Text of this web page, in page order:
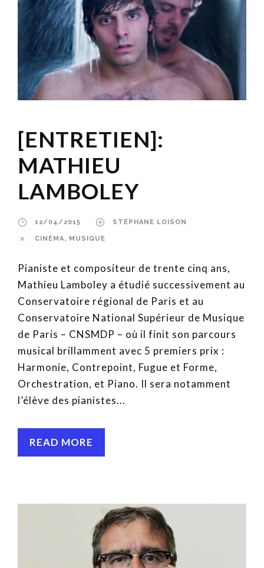
[ENTRETIEN]:
MATHIEU
LAMBOLEY
12/04/2015 STÉPHANE LOISON
CINÉMA, MUSIQUE
Pianiste et compositeur de trente cinq ans,
Mathieu Lamboley a étudié successivement au
Conservatoire régional de Paris et au
Conservatoire National Supérieur de Musique
de Paris – CNSMDP – où il finit son parcours
musical brillamment avec 5 premiers prix :
Harmonie, Contrepoint, Fugue et Forme,
Orchestration, et Piano. Il sera notamment
l’élève des pianistes...
READ MORE